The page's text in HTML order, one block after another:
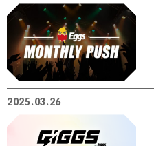
2025.03.26